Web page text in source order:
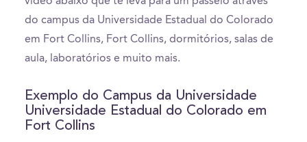
do campus da Universidade Estadual do Colorado
em Fort Collins, Fort Collins, dormitórios, salas de
aula, laboratórios e muito mais.
Exemplo do Campus da Universidade
Universidade Estadual do Colorado em
Fort Collins